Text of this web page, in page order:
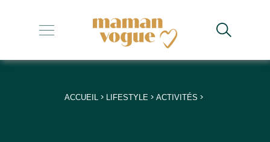
+
+
+
ACCUEIL > LIFESTYLE > ACTIVITÉS >